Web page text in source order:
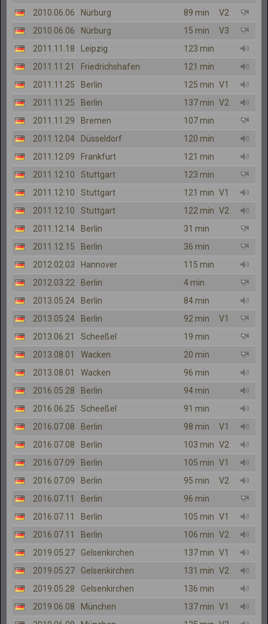
2010.06.06
Nürburg 89 min
V2
2010.06.06
Nürburg 15 min
V3
2011.11.18
Leipzig
123 min
2011.11.21
Friedrichshafen
121 min
2011.11.25
Berlin 125 min V1
2011.11.25
Berlin 137 min V2
2011.11.29
Bremen
107 min
2011.12.04
Düsseldorf
120 min
2011.12.09
Frankfurt
121 min
2011.12.10
Stuttgart
123 min
2011.12.10
Stuttgart 121 min V1
2011.12.10
Stuttgart 122 min V2
2011.12.14
Berlin
31 min
2011.12.15
Berlin
36 min
2012.02.03
Hannover
115 min
2012.03.22
Berlin
4 min
2013.05.24
Berlin
84 min
2013.05.24
Berlin 92 min
V1
2013.06.21
Scheeßel
19 min
2013.08.01
Wacken
20 min
2013.08.01
Wacken
96 min
2016.05.28
Berlin
94 min
2016.06.25
Scheeßel
91 min
2016.07.08
Berlin 98 min
V1
2016.07.08
Berlin 103 min V2
2016.07.09
Berlin 105 min V1
2016.07.09
Berlin 95 min
V2
2016.07.11
Berlin
96 min
2016.07.11
Berlin 105 min V1
2016.07.11
Berlin 106 min V2
2019.05.27
Gelsenkirchen 137 min V1
2019.05.27
Gelsenkirchen 131 min V2
2019.05.28
Gelsenkirchen
136 min
2019.06.08
München 137 min V1